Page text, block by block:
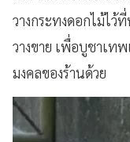
วางกระทงดอกไม้ไ
วางขาย เพื่อบูชาเท
มงคลของร้านด้วย